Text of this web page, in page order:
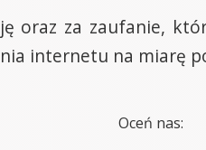
oraz za zaufanie,
internetu na miarę
Oceń nas: